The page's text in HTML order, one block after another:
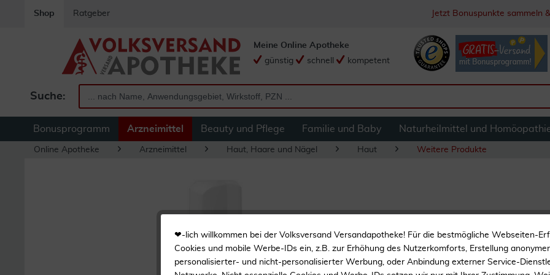
Shop Ratgeber Jetzt Bonuspunkte sammeln
Suche:
Meine Online Apotheke
günstig
schnell kompetent
Bonusprogramm Arzneimittel Beauty und Pflege Familie und Baby Naturheilmittel und
Online Apotheke Arzneimittel Haut, Haare und Nägel Haut Weitere Produkte
Rausch Avocado
❤-lich willkommen bei der Volksversand Versandapotheke! Für die bestmögliche Webseiten-
Cookies und mobile Werbe-IDs ein, z.B. zur Erhöhung des Nutzerkomforts, Erstellung
personalisierter- und nicht-personalisierter Werbung, oder Anbindung externer Service-